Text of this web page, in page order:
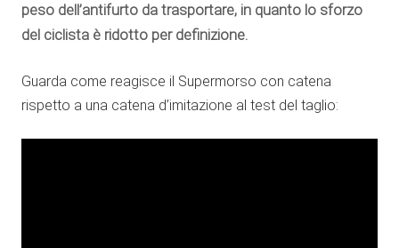
peso dell’antifurto da trasportare, in quanto lo sforzo
del ciclista è ridotto per definizione.
Guarda come reagisce il Supermorso con catena
rispetto a una catena d’imitazione al test del taglio: